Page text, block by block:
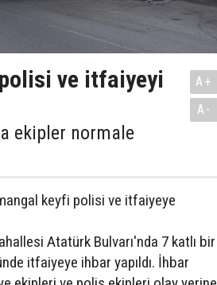
ve itfaiyeyi
ekipler normale
A+
A-
keyfi polisi ve itfaiyeye
Atatürk Bulvarı'nda 7 katlı bir
itfaiyeye ihbar yapıldı. İhbar